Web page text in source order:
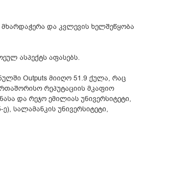
და კვლევის ხელშეწყობა
ასპექტს აფასებს.
Outputs მიიღო 51.9 ქულა, რაც
რეპუტაციის მკაფიო
და რეჯო ემილიას უნივერსიტეტი,
სალამანკის უნივერსიტეტი,